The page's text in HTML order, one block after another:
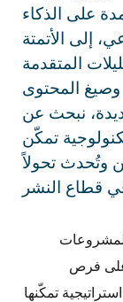
على الذكاء
إلى الأتمتة
المتقدمة
وصيغ المحتوى
نبحث عن
تمكّن
وتُحدث تحولاً
قطاع النشر
على فرص
تمكّنها